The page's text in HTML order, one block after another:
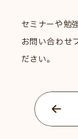
セミナーや勉
お問い合わせ
ださい。